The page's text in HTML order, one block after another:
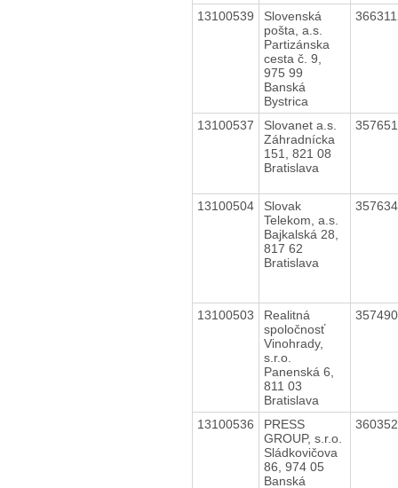
13100539
Slovenská
pošta, a.s.
Partizánska
cesta č. 9,
975 99
Banská
Bystrica
13100537
Slovanet a.s.
Záhradnícka
151, 821 08
Bratislava
13100504
Slovak
Telekom, a.s.
Bajkalská 28,
817 62
Bratislava
13100503
Realitná
spoločnosť
Vinohrady,
s.r.o.
Panenská 6,
811 03
Bratislava
13100536
PRESS
GROUP, s.r.o.
Sládkovičova
86, 974 05
Banská